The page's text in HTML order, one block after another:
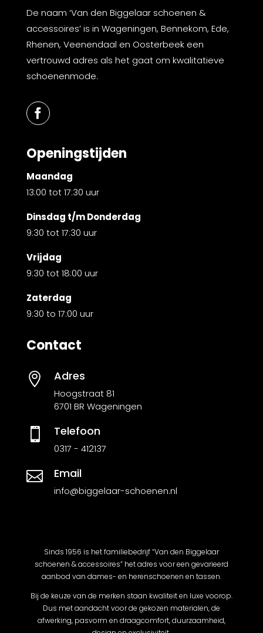
De naam ‘Van den Biggelaar schoenen &
accessoires’ is in Wageningen, Bennekom, Ede,
Rhenen, Veenendaal en Oosterbeek een
vertrouwd adres als het gaat om kwalitatieve
schoenenmode.
Openingstijden
Maandag
13:00 tot 17:30 uur
Dinsdag t/m Donderdag
9:30 tot 17:30 uur
Vrijdag
9:30 tot 18:00 uur
Zaterdag
9:30 to 17:00 uur
Contact
 Adres
Hoogstraat 81
6701 BR Wageningen
 Telefoon
0317 - 412137
 Email
info@biggelaar-schoenen.nl
Sinds 1956 is het familiebedrijf “Van den Biggelaar
schoenen & accessoires” het adres voor een gevarieerd
aanbod van dames- en herenschoenen en tassen.
Bij de keuze van de merken staan kwaliteit en luxe voorop.
Dus met aandacht voor de gekozen materialen, de
afwerking, pasvorm en draagcomfort, duurzaamheid,